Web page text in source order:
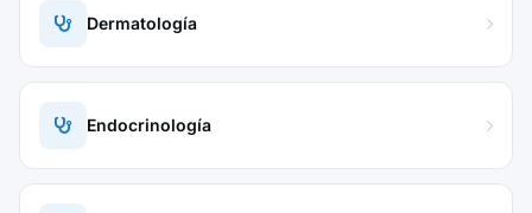
Dermatología
Endocrinología